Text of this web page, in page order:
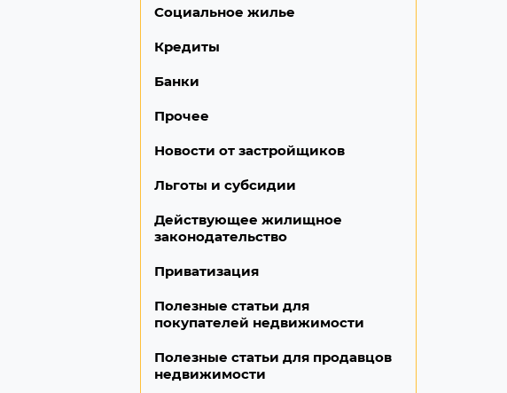
Социальное жилье
Кредиты
Банки
Прочее
Новости от застройщиков
Льготы и субсидии
Действующее жилищное
законодательство
Приватизация
Полезные статьи для
покупателей недвижимости
Полезные статьи для продавцов
недвижимости